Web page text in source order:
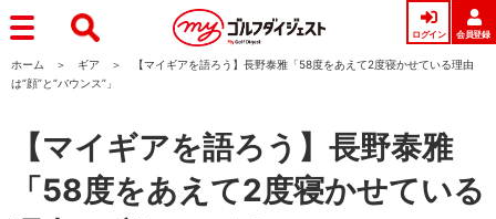
ログイン 会員登録
ホーム ギア
【マイギアを語ろう】長野泰雅「58度をあえて2度寝かせている理由
は“顔”と“バウンス”」
【マイギアを語ろう】長野泰雅
「58度をあえて2度寝かせている